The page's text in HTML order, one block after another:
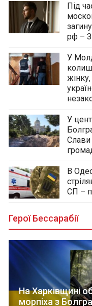
Під
рф –
У
У
Слави
В
СП –
Герої Бессарабії
На Харківщині
морпіха з